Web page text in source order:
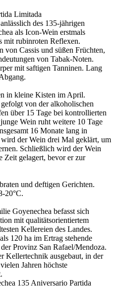
Limitada
des 135-jährigen
als Icon-Wein erstmals
mit rubinroten Reflexen.
Cassis und süßen Früchten,
von Tabak-Noten.
mit saftigen Tanninen. Lang
in kleine Kisten im April.
von der alkoholischen
über 15 Tage bei kontrollierten
Wein ruht weitere 10 Tage
16 Monate lang in
der Wein drei Mal geklärt, um
Schließlich wird der Wein
Zeit gelagert, bevor er zur
und deftigen Gerichten.
20°C.
Goyenechea befasst sich
mit qualitätsorientiertem
Kellereien des Landes.
120 ha im Ertrag stehende
Provinz San Rafael/Mendoza.
Kellertechnik ausgebaut, in der
Jahren höchste
135 Aniversario Partida